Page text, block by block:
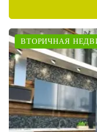
ВТОРИЧНАЯ